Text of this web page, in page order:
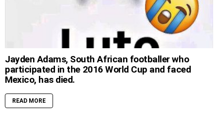
Jayden Adams, South African footballer who
participated in the 2016 World Cup and faced
Mexico, has died.
READ MORE